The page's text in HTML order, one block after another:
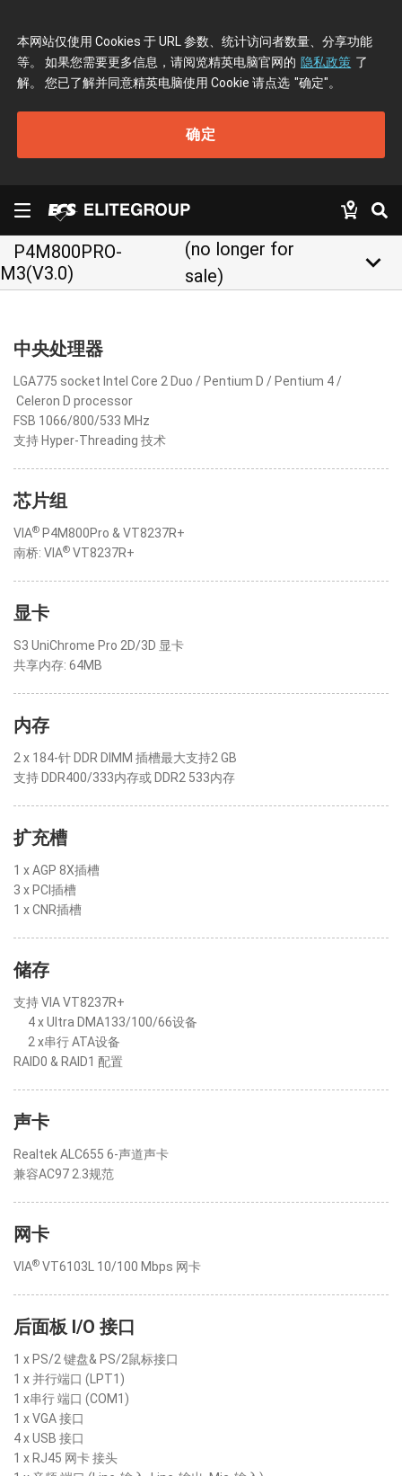
本网站仅使用 Cookies 于 URL 参数、统计访问者数量、分享功能
等。 如果您需要更多信息，请阅览精英电脑官网的 隐私政策 了
解。 您已了解并同意精英电脑使用 Cookie 请点选 "确定"。
确定
P4M800PRO-
M3(V3.0)
(no longer for
sale)
keyboard_arrow_down
中央处理器
LGA775 socket Intel Core 2 Duo / Pentium D / Pentium 4 /
Celeron D processor
FSB 1066/800/533 MHz
支持 Hyper-Threading 技术
芯片组
VIA® P4M800Pro & VT8237R+
南桥: VIA® VT8237R+
显卡
S3 UniChrome Pro 2D/3D 显卡
共享内存: 64MB
内存
2 x 184-针 DDR DIMM 插槽最大支持2 GB
支持 DDR400/333内存或 DDR2 533内存
扩充槽
1 x AGP 8X插槽
3 x PCI插槽
1 x CNR插槽
储存
支持 VIA VT8237R+
4 x Ultra DMA133/100/66设备
2 x串行 ATA设备
RAID0 & RAID1 配置
声卡
Realtek ALC655 6-声道声卡
兼容AC97 2.3规范
网卡
VIA® VT6103L 10/100 Mbps 网卡
后面板 I/O 接口
1 x PS/2 键盘& PS/2鼠标接口
1 x 并行端口 (LPT1)
1 x串行 端口 (COM1)
1 x VGA 接口
4 x USB 接口
1 x RJ45 网卡 接头